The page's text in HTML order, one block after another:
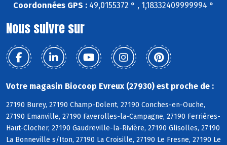
Coordonnées GPS : 49,0155372 ° , 1,18332409999994 °
Nous suivre sur
Votre magasin Biocoop Evreux (27930) est proche de :
27190 Burey, 27190 Champ-Dolent, 27190 Conches-en-Ouche,
27190 Emanville, 27190 Faverolles-la-Campagne, 27190 Ferrières-
Haut-Clocher, 27190 Gaudreville-la-Rivière, 27190 Glisolles, 27190
La Bonneville s/Iton, 27190 La Croisille, 27190 Le Fresne, 27190 Le